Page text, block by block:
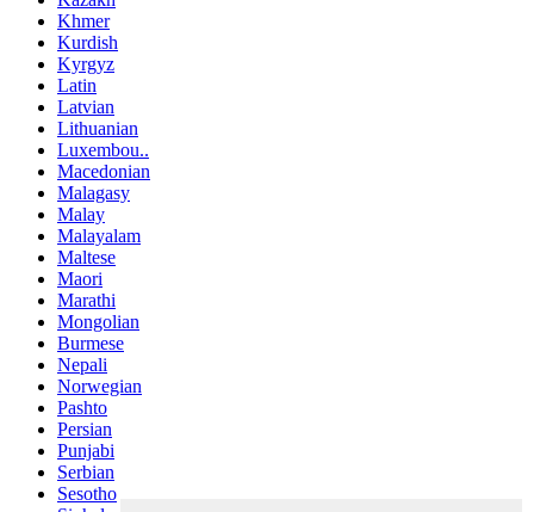
Khmer
Kurdish
Kyrgyz
Latin
Latvian
Lithuanian
Luxembou..
Macedonian
Malagasy
Malay
Malayalam
Maltese
Maori
Marathi
Mongolian
Burmese
Nepali
Norwegian
Pashto
Persian
Punjabi
Serbian
Sesotho